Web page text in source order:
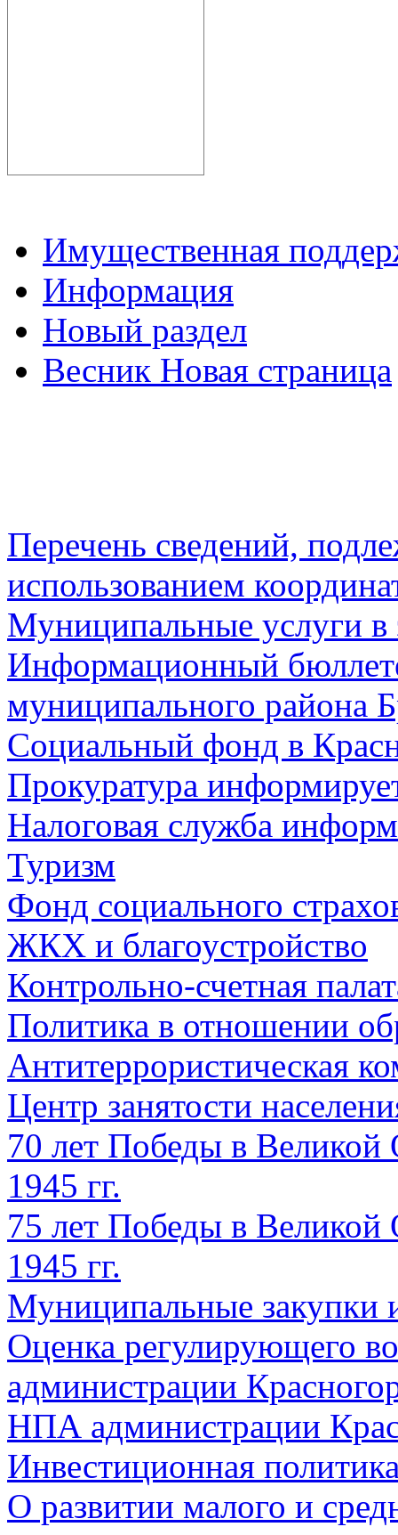
Имущественная
Информация
Новый раздел
Весник Новая страница
Перечень сведений,
использованием
Муниципальные услуги в
Информационный
муниципального района
Социальный фонд в
Прокуратура
Налоговая служба
Туризм
Фонд социального
ЖКХ и благоустройство
Контрольно-счетная
Политика в отношении
Антитеррористическая
Центр занятости
70 лет Победы в Великой
1945 гг.
75 лет Победы в Великой
1945 гг.
Муниципальные закупки
Оценка регулирующего
администрации
НПА администрации
Инвестиционная
О развитии малого и